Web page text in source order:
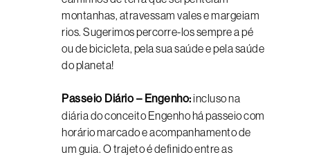
montanhas, atravessam vales e margeiam
rios. Sugerimos percorre-los sempre a pé
ou de bicicleta, pela sua saúde e pela saúde
do planeta!
Passeio Diário – Engenho:incluso na
diária do conceito Engenho há passeio com
horário marcado e acompanhamento de
um guia. O trajeto é definido entre as